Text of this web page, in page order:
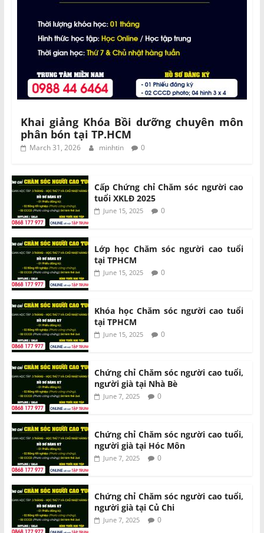
Khai giảng Khóa Bồi dưỡng chuyên môn
phân bón tại TP.HCM
March 31, 2026 minhtin 0
Cấp Chứng chỉ Chăm sóc người cao
tuổi XKLĐ 2025
June 15, 2025 0
Lớp học Chăm sóc người cao tuổi
tại TPHCM
June 15, 2025 0
Khóa học Chăm sóc người cao tuổi
tại TPHCM
June 15, 2025 0
Chứng chỉ Chăm sóc người cao tuổi,
người già tại Nhà Bè
June 7, 2025 0
Chứng chỉ Chăm sóc người cao tuổi,
người già tại Hóc Môn
June 7, 2025 0
Chứng chỉ Chăm sóc người cao tuổi,
người già tại Củ Chi
June 7, 2025 0